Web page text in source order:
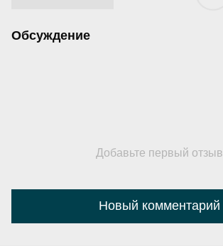
Обсуждение
Добавьте первый отзыв
Новый комментарий